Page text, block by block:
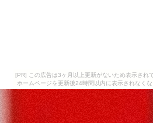
[PR] この広告は3ヶ月以上更新がないため表示されて
ホームページを更新後24時間以内に表示されなくな